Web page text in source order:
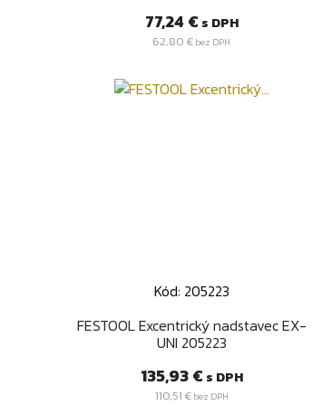
Cena
77,24 € s DPH
62,80 € bez DPH
Kód: 205223
FESTOOL Excentrický nadstavec EX-
UNI 205223
Cena
135,93 € s DPH
110,51 €bez DPH
Rýchly náhľad